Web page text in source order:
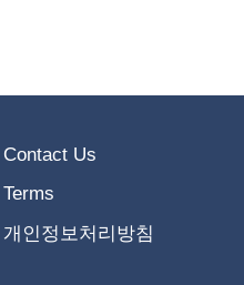
Contact Us
Terms
개인정보처리방침